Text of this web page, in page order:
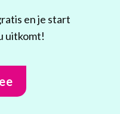
en je start
uitkomt!